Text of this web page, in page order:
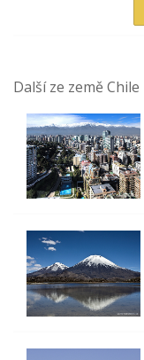
Další ze země Chile